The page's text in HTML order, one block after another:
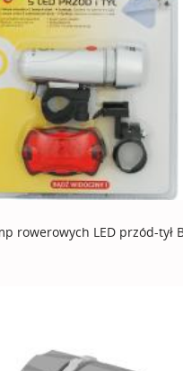
rowerowych LED przód-tył